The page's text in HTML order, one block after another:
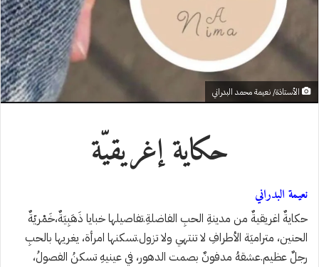
الأستاذة/ نعيمة محمد البدراني
حكاية إغريقيّة
نعيمة البدراني
‎حكايةٌ اغريقيةٌ من مدينةِ الحبِ الفاضلةِ. تفاصيلها خبايا ذَهَبِيَةٌ،خَمْريّةٌ
الحنين، متراميَة الأطرافِ لا تنتهي ولا تزول. تسكنها امرأة، يغريها بالحبِ
رجلٌ عظيم. عشقهُ مدفونٌ بصمت الدهور، في عينيهِ تسكنُ الفصولُ،